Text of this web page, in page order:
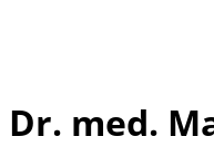
Dr. med.